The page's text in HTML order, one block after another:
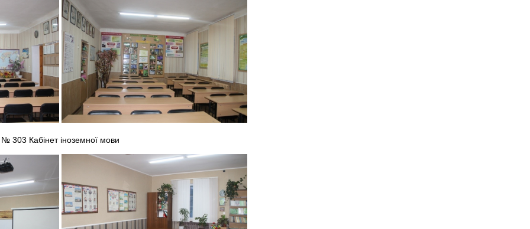
№ 303 Кабінет іноземної мови